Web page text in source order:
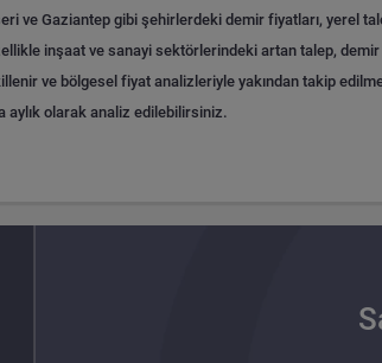
ve Gaziantep gibi şehirlerdeki demir fiyatları, yerel
inşaat ve sanayi sektörlerindeki artan talep, demir
ve bölgesel fiyat analizleriyle yakından takip
aylık olarak analiz edilebilirsiniz.